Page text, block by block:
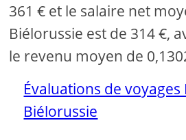
361 € et le salaire net
Biélorussie est de 314 €,
le revenu moyen de
Évaluations de voyages
Biélorussie